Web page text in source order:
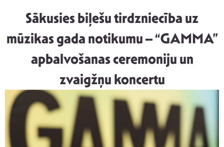
Sākusies biļešu tirdzniecība uz
mūzikas gada notikumu – “GAMMA”
apbalvošanas ceremoniju un
zvaigžņu koncertu